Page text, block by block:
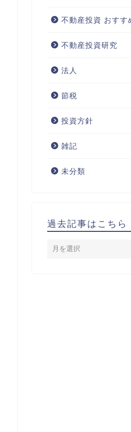
不動産投資 おすす
不動産投資研究
法人
節税
投資方針
雑記
未分類
過去記事はこちら